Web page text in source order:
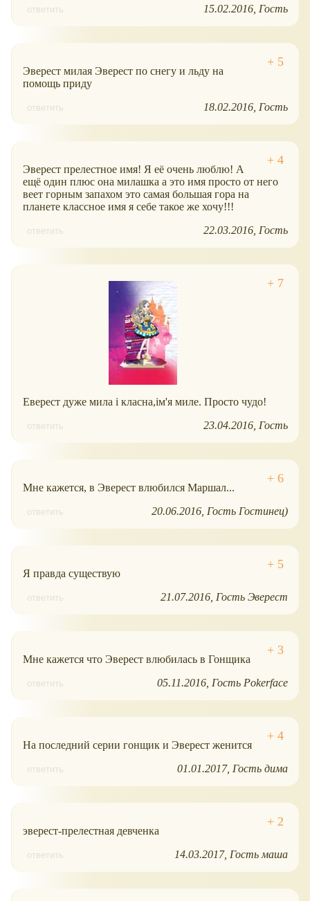
ответить 15.02.2016 Гость
Эверест милая Эверест по снегу и льду на
помощь приду
ответить 18.02.2016 Гость
Эверест прелестное имя! Я её очень люблю! А
ещё один плюс она милашка а это имя просто от него
веет горным запахом это самая большая гора на
планете классное имя я себе такое же хочу!!!
ответить 22.03.2016 Гость
Еверест дуже мила і класна,ім'я миле. Просто чудо!
ответить 23.04.2016 Гость
Мне кажется, в Эверест влюбился Маршал...
ответить 20.06.2016 Гость Гостинец)
Я правда существую
ответить 21.07.2016 Гость Эверест
Мне кажется что Эверест влюбилась в Гонщика
ответить 05.11.2016 Гость Pokerface
На последний серии гонщик и Эверест женится
ответить 01.01.2017 Гость дима
эверест-прелестная девченка
ответить 14.03.2017 Гость маша